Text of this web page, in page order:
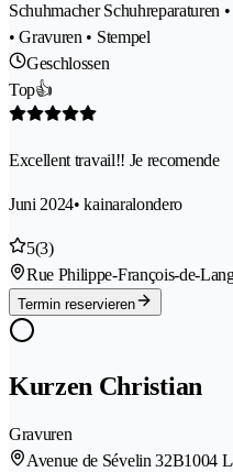
Schuhmacher Schuhreparaturen
• Gravuren • Stempel
Geschlossen
Top👍
Excellent travail!! Je recomende
Juni 2024• kainaralondero
5(3)
Rue Philippe-François-de-
Termin reservieren
Kurzen Christian
Gravuren
Avenue de Sévelin 32B1004